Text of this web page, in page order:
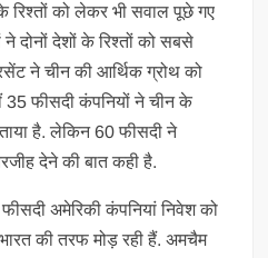
रिश्तों को लेकर भी सवाल पूछे गए
दोनों देशों के रिश्तों को सबसे
ने चीन की आर्थिक ग्रोथ को
35 फीसदी कंपनियों ने चीन के
है. लेकिन 60 फीसदी ने
देने की बात कही है.
अमेरिकी कंपनियां निवेश को
की तरफ मोड़ रही हैं. अमचैम